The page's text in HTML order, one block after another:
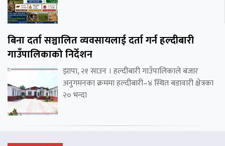
बिना दर्ता सञ्चालित व्यवसायलाई दर्ता गर्न हल्दीबारी
गाउँपालिकाको निर्देशन
झापा, २१ साउन । हल्दीबारी गाउँपालिकाले बजार
अनुगमनका क्रममा हल्दीबारी–४ स्थित बडावारी क्षेत्रका
२० भन्दा